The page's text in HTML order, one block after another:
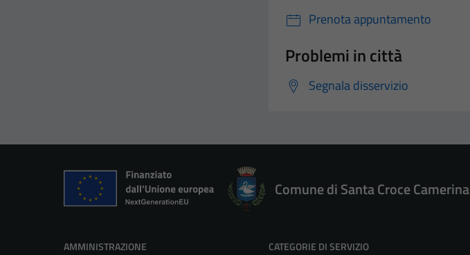
Prenota appuntamento
Problemi in città
Segnala disservizio
Comune di Santa Croce Camerina
AMMINISTRAZIONE CATEGORIE DI SERVIZIO